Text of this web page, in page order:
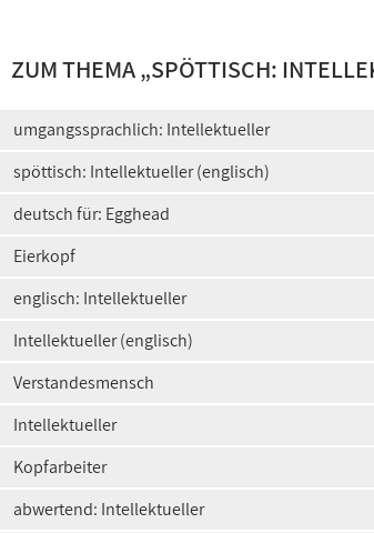
ZUM THEMA „SPÖTTISCH:
umgangssprachlich: Intellektueller
spöttisch: Intellektueller (englisch)
deutsch für: Egghead
Eierkopf
englisch: Intellektueller
Intellektueller (englisch)
Verstandesmensch
Intellektueller
Kopfarbeiter
abwertend: Intellektueller